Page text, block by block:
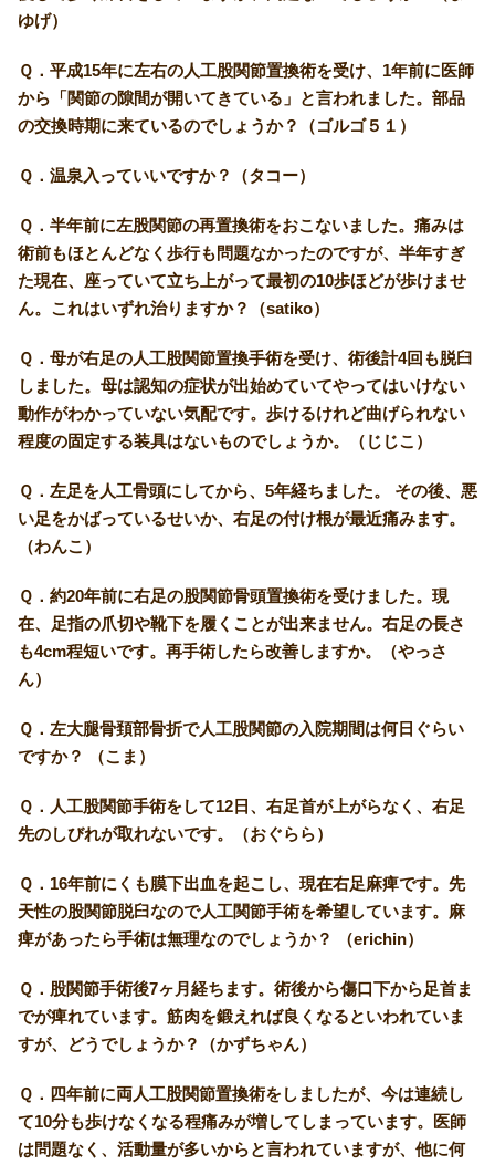
ゆげ）
Ｑ．平成15年に左右の人工股関節置換術を受け、1年前に医師
から「関節の隙間が開いてきている」と言われました。部品
の交換時期に来ているのでしょうか？（ゴルゴ５１）
Ｑ．温泉入っていいですか？（タコー）
Ｑ．半年前に左股関節の再置換術をおこないました。痛みは
術前もほとんどなく歩行も問題なかったのですが、半年すぎ
た現在、座っていて立ち上がって最初の10歩ほどが歩けませ
ん。これはいずれ治りますか？（satiko）
Ｑ．母が右足の人工股関節置換手術を受け、術後計4回も脱臼
しました。母は認知の症状が出始めていてやってはいけない
動作がわかっていない気配です。歩けるけれど曲げられない
程度の固定する装具はないものでしょうか。（じじこ）
Ｑ．左足を人工骨頭にしてから、5年経ちました。 その後、悪
い足をかばっているせいか、右足の付け根が最近痛みます。
（わんこ）
Ｑ．約20年前に右足の股関節骨頭置換術を受けました。現
在、足指の爪切や靴下を履くことが出来ません。右足の長さ
も4cm程短いです。再手術したら改善しますか。（やっさ
ん）
Ｑ．左大腿骨頚部骨折で人工股関節の入院期間は何日ぐらい
ですか？ （こま）
Ｑ．人工股関節手術をして12日、右足首が上がらなく、右足
先のしびれが取れないです。（おぐらら）
Ｑ．16年前にくも膜下出血を起こし、現在右足麻痺です。先
天性の股関節脱臼なので人工関節手術を希望しています。麻
痺があったら手術は無理なのでしょうか？ （erichin）
Ｑ．股関節手術後7ヶ月経ちます。術後から傷口下から足首ま
でが痺れています。筋肉を鍛えれば良くなるといわれていま
すが、どうでしょうか？（かずちゃん）
Ｑ．四年前に両人工股関節置換術をしましたが、今は連続し
て10分も歩けなくなる程痛みが増してしまっています。医師
は問題なく、活動量が多いからと言われていますが、他に何